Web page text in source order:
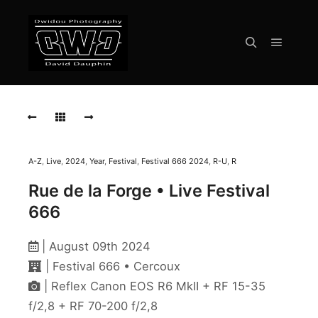
Festival
Cercoux
FORGE
A-Z, Live, 2024, Year, Festival, Festival 666 2024, R-U, R
Rue de la Forge • Live Festival
666
| August 09th 2024
| Festival 666 • Cercoux
| Reflex Canon EOS R6 MkII + RF 15-35
f/2,8 + RF 70-200 f/2,8